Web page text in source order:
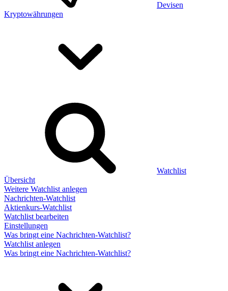
Devisen
Kryptowährungen
Watchlist
Übersicht
Weitere Watchlist anlegen
Nachrichten-Watchlist
Aktienkurs-Watchlist
Watchlist bearbeiten
Einstellungen
Was bringt eine Nachrichten-Watchlist?
Watchlist anlegen
Was bringt eine Nachrichten-Watchlist?